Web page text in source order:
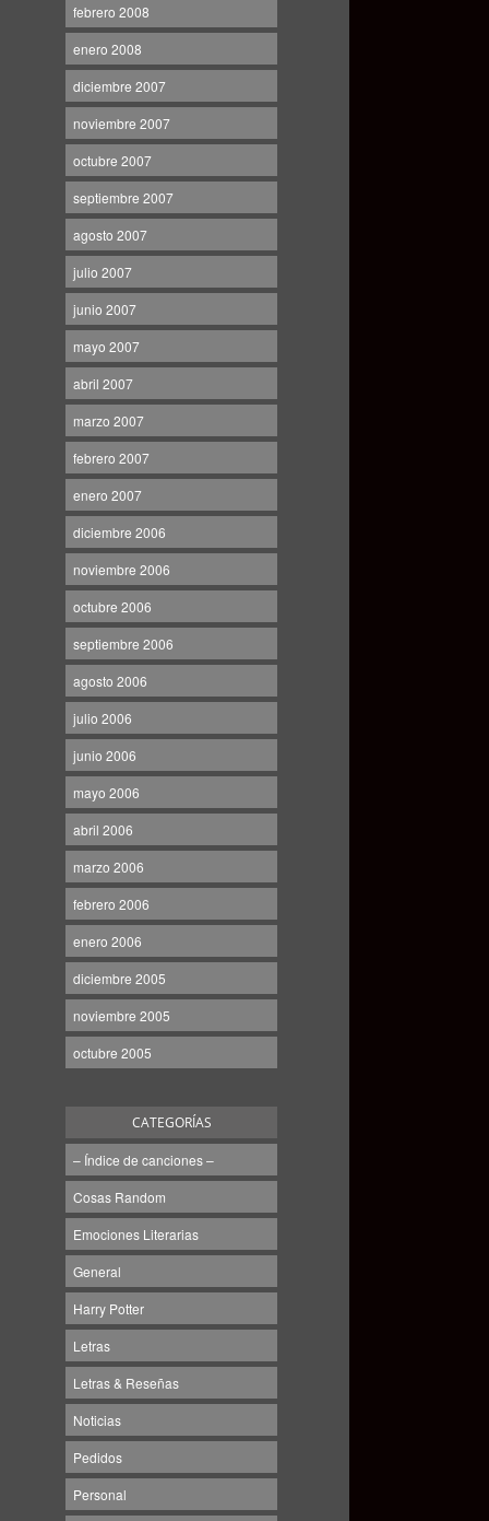
febrero 2008
enero 2008
diciembre 2007
noviembre 2007
octubre 2007
septiembre 2007
agosto 2007
julio 2007
junio 2007
mayo 2007
abril 2007
marzo 2007
febrero 2007
enero 2007
diciembre 2006
noviembre 2006
octubre 2006
septiembre 2006
agosto 2006
julio 2006
junio 2006
mayo 2006
abril 2006
marzo 2006
febrero 2006
enero 2006
diciembre 2005
noviembre 2005
octubre 2005
CATEGORÍAS
– Índice de canciones –
Cosas Random
Emociones Literarias
General
Harry Potter
Letras
Letras & Reseñas
Noticias
Pedidos
Personal